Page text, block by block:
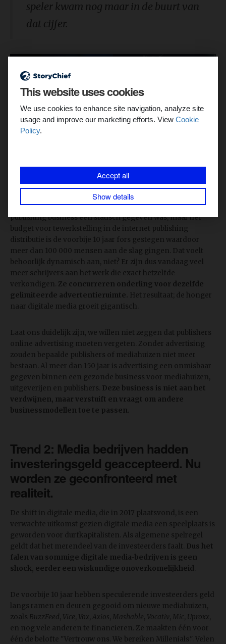
This website uses cookies
We use cookies to enhance site navigation, analyze site
usage and improve our marketing efforts. View Cookie
Policy.
Accept all
Show details
speler kwam nog maar in de buurt van
dat cijfer.
Zuckerberg en Larry Page
Deze realiteit zou al problematisch zijn als de online
publishing business een statisch gegeven was, maar het
budget voor tewerkstelling in de internet publishing
distributie is de voorbije 10 jaar fors gestegen waardoor
meer dan 100 000 mensen aan de slag gingen. Dat voelt
behoorlijk dynamisch aan, niet? Er zijn dus vandaag veel
meer schrijvers aan het werk die exact hetzelfde
verkondigen. Ze concurreren onderling voor dezelfde
gelimiteerde advertentieruimte. Het resultaat; de honger
naar digitale media groeit gigantisch.
Laat ons duidelijk zijn, we willen niet zeggen dat publishers
online advertising moeten vergeten. Zonder advertising
zouden bepaalde publishers of mediahuizen niet meer
bestaan. Al meer dan 150 jaar is advertising een onmisbaar
gegeven binnen een gezonde business voor mediahuizen,
uitgeverijen en publishers. Deze business is niet aan het
verdwijnen, maar verstuift en vraagt om andere
businessmodellen toe te passen.
Trend 2: Media bedrijven hadden
investeringsgeld geaccepteerd. Nu
worden ze geconfronteerd met
realiteit.
De shift in digitale media, die in 2017 plaatsvond, is een
verwachte uitkomst gezien digitale media een speelplaats is
geworden voor durfkapitalisten. Als algemene spelregel
geldt dat het merendeel van de investeerders faalt. Dus het
falen van sommige digitale media-bedrijven is geen
shock, eerder een wiskundige onoverkomelijkheid
De voorbije 10 jaar hebben speculerende investeerders geld
langs ramen en deuren gegooid om nieuwe mediahuizen,
zoals BuzzFeed Vice Vox Axios Mashable Vocativ Mic Uproxx
en nog vele anderen te financieren. Ze maakten één voor
één de belofte "Vertrouw ons. We bereiken Millenials.". Velen